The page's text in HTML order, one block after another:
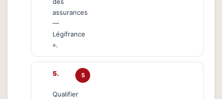
assurances
—
Légifrance
».
5
Qualifier